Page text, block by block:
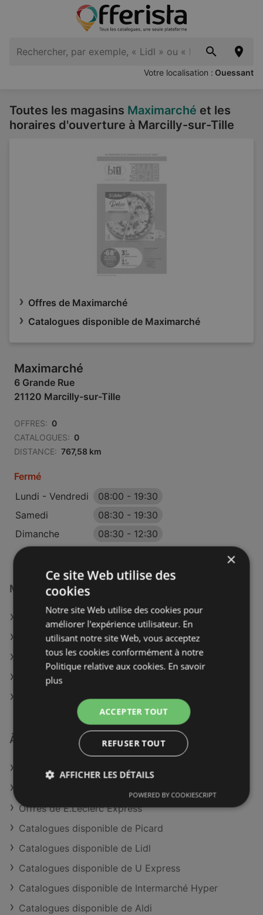
Votre localisation : Ouessant
Toutes les magasins Maximarché et les
horaires d'ouverture à Marcilly-sur-Tille
Offres de Maximarché
Catalogues disponible de Maximarché
Maximarché
6 Grande Rue
21120 Marcilly-sur-Tille
OFFRES: 0
CATALOGUES: 0
DISTANCE: 767,58 km
Fermé
Lundi - Vendredi
08:00 - 19:30
Samedi
08:30 - 19:30
Dimanche
08:30 - 12:30
Magasins Maximarché à :
Maximarché à Moulins
Maximarché à Autun
Maximarché à Besançon
Maximarché à Montbard
Maximarché à Troyes
À découvrir aussi
Offres de Maximarché
Offres de E.Leclerc Express
Catalogues disponible de Picard
Catalogues disponible de Lidl
Catalogues disponible de U Express
Catalogues disponible de Intermarché Hyper
Catalogues disponible de Aldi
×
Ce site Web utilise des
cookies
Notre site Web utilise des cookies pour
améliorer l'expérience utilisateur. En
utilisant notre site Web, vous acceptez
tous les cookies conformément à notre
Politique relative aux cookies. En savoir
plus
ACCEPTER TOUT
REFUSER TOUT
AFFICHER LES DÉTAILS
POWERED BY COOKIESCRIPT